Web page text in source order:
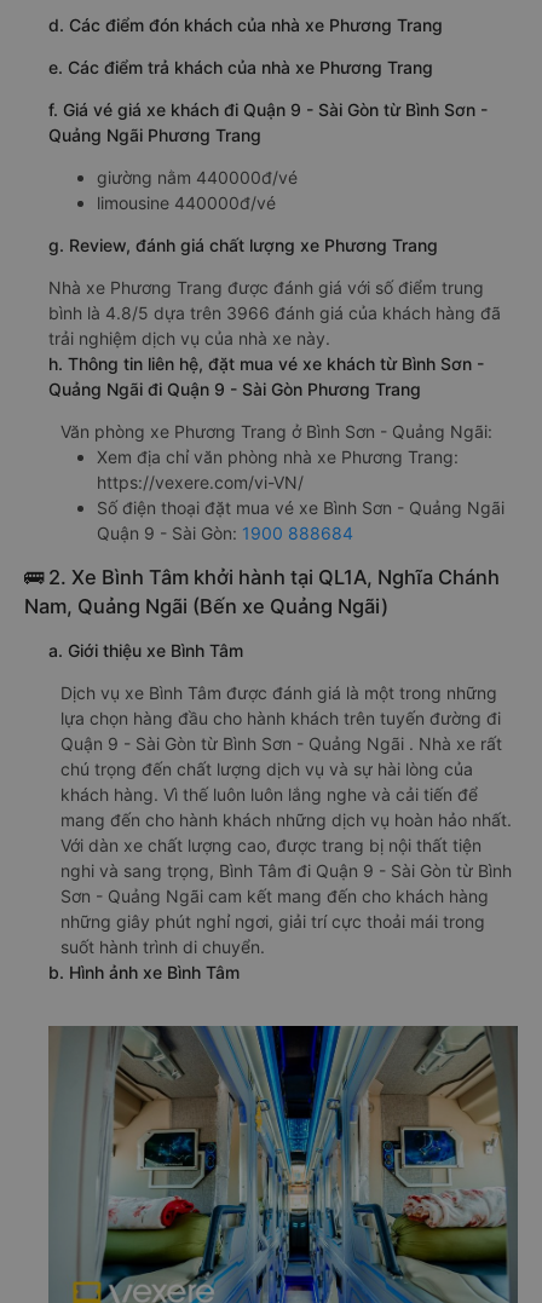
d. Các điểm đón khách của nhà xe Phương Trang
e. Các điểm trả khách của nhà xe Phương Trang
f. Giá vé giá xe khách đi Quận 9 - Sài Gòn từ Bình Sơn -
Quảng Ngãi Phương Trang
giường nằm 440000đ/vé
limousine 440000đ/vé
g. Review, đánh giá chất lượng xe Phương Trang
Nhà xe Phương Trang được đánh giá với số điểm trung
bình là 4.8/5 dựa trên 3966 đánh giá của khách hàng đã
trải nghiệm dịch vụ của nhà xe này.
h. Thông tin liên hệ, đặt mua vé xe khách từ Bình Sơn -
Quảng Ngãi đi Quận 9 - Sài Gòn Phương Trang
Văn phòng xe Phương Trang ở Bình Sơn - Quảng Ngãi:
Xem địa chỉ văn phòng nhà xe Phương Trang:
https://vexere.com/vi-VN/
Số điện thoại đặt mua vé xe Bình Sơn - Quảng Ngãi
Quận 9 - Sài Gòn: 1900 888684
🚌 2. Xe Bình Tâm khởi hành tại QL1A, Nghĩa Chánh
Nam, Quảng Ngãi (Bến xe Quảng Ngãi)
a. Giới thiệu xe Bình Tâm
Dịch vụ xe Bình Tâm được đánh giá là một trong những
lựa chọn hàng đầu cho hành khách trên tuyến đường đi
Quận 9 - Sài Gòn từ Bình Sơn - Quảng Ngãi . Nhà xe rất
chú trọng đến chất lượng dịch vụ và sự hài lòng của
khách hàng. Vì thế luôn luôn lắng nghe và cải tiến để
mang đến cho hành khách những dịch vụ hoàn hảo nhất.
Với dàn xe chất lượng cao, được trang bị nội thất tiện
nghi và sang trọng, Bình Tâm đi Quận 9 - Sài Gòn từ Bình
Sơn - Quảng Ngãi cam kết mang đến cho khách hàng
những giây phút nghỉ ngơi, giải trí cực thoải mái trong
suốt hành trình di chuyển.
b. Hình ảnh xe Bình Tâm